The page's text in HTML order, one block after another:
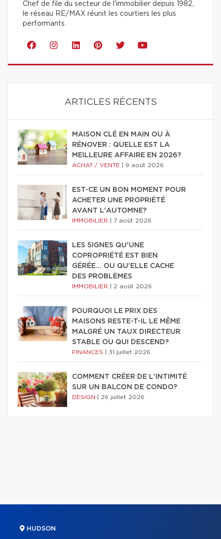
Chef de file du secteur de l'immobilier depuis 1982,
le réseau RE/MAX réunit les courtiers les plus
performants.
ARTICLES RÉCENTS
MAISON CLÉ EN MAIN OU À
RÉNOVER : QUELLE EST LA
MEILLEURE AFFAIRE EN 2026?
ACHAT / VENTE 9 août 2026
EST-CE UN BON MOMENT POUR
ACHETER UNE PROPRIÉTÉ
AVANT L'AUTOMNE?
IMMOBILIER 7 août 2026
LES SIGNES QU'UNE
COPROPRIÉTÉ EST BIEN
GÉRÉE… OU QU'ELLE CACHE
DES PROBLÈMES
IMMOBILIER 2 août 2026
POURQUOI LE PRIX DES
MAISONS RESTE-T-IL LE MÊME
MALGRÉ UN TAUX DIRECTEUR
STABLE OU QUI DESCEND?
FINANCES 31 juillet 2026
COMMENT CRÉER DE L'INTIMITÉ
SUR UN BALCON DE CONDO?
DESIGN 26 juillet 2026
HUDSON